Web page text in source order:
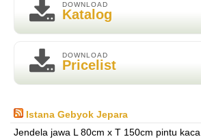
DOWNLOAD
Katalog
DOWNLOAD
Pricelist
Istana Gebyok Jepara
Jendela jawa L 80cm x T 150cm pintu kaca